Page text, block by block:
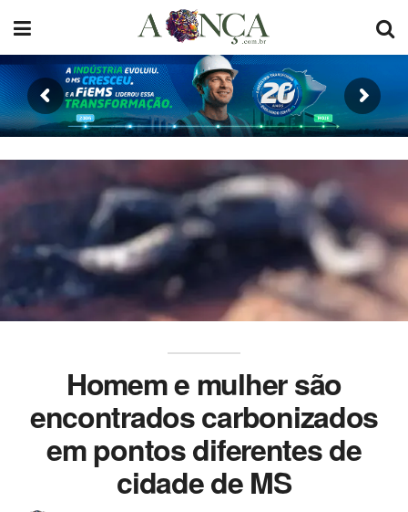
Homem e mulher são
encontrados carbonizados
em pontos diferentes de
cidade de MS